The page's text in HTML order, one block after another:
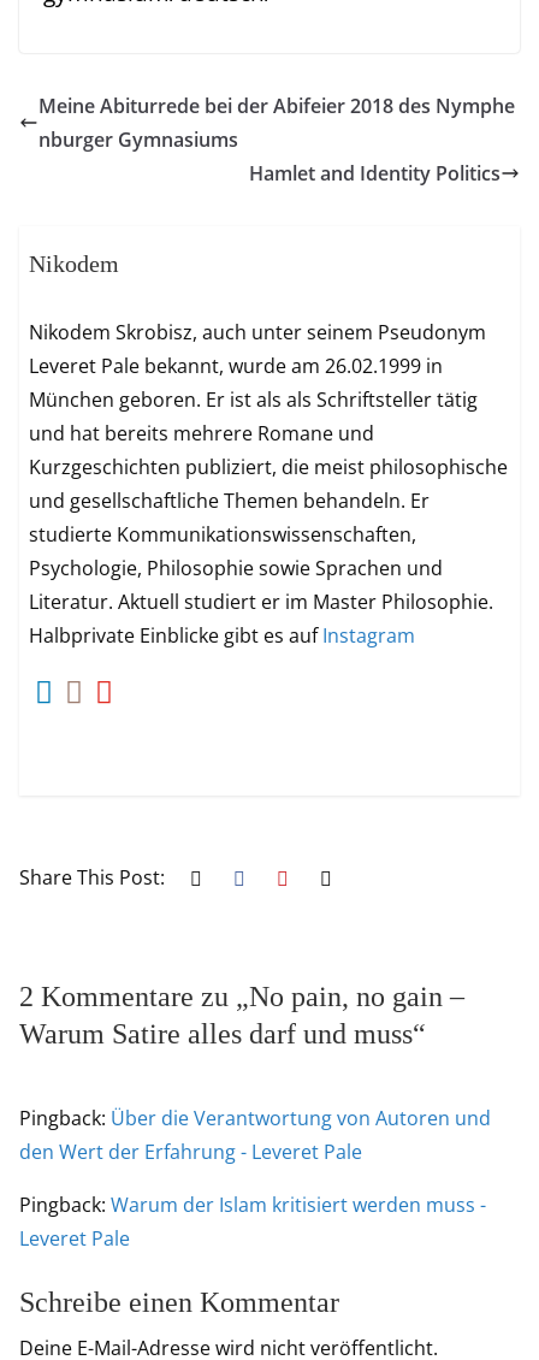
Meine Abiturrede bei der Abifeier 2018 des Nymphe
nburger Gymnasiums
Hamlet and Identity Politics
Nikodem
Nikodem Skrobisz, auch unter seinem Pseudonym
Leveret Pale bekannt, wurde am 26.02.1999 in
München geboren. Er ist als als Schriftsteller tätig
und hat bereits mehrere Romane und
Kurzgeschichten publiziert, die meist philosophische
und gesellschaftliche Themen behandeln. Er
studierte Kommunikationswissenschaften,
Psychologie, Philosophie sowie Sprachen und
Literatur. Aktuell studiert er im Master Philosophie.
Halbprivate Einblicke gibt es aufInstagram
Share This Post:
2 Kommentare zu „No pain, no gain –
Warum Satire alles darf und muss“
Pingback: Über die Verantwortung von Autoren und
den Wert der Erfahrung - Leveret Pale
Pingback: Warum der Islam kritisiert werden muss -
Leveret Pale
Schreibe einen Kommentar
Deine E-Mail-Adresse wird nicht veröffentlicht.